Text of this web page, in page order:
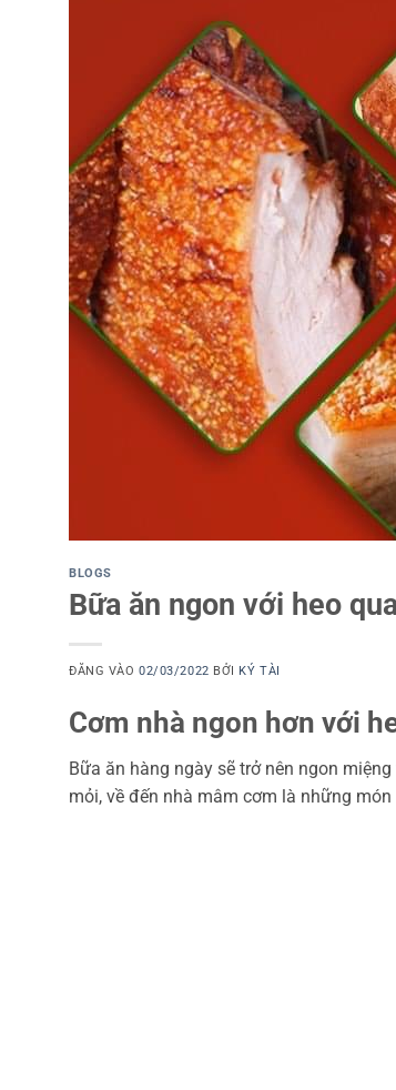
BLOGS
Bữa ăn ngon với heo
ĐĂNG VÀO02/03/2022 BỞI KÝ TÀI
Cơm nhà ngon hơn với
Bữa ăn hàng ngày sẽ trở nên ngon
mỏi, về đến nhà mâm cơm là những